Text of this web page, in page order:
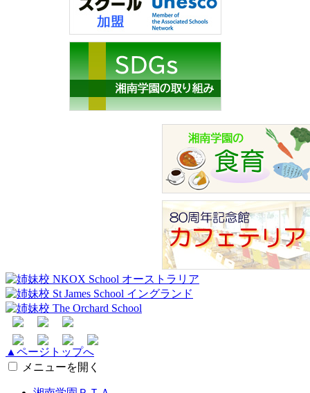
▲ページトップへ
メニューを開く